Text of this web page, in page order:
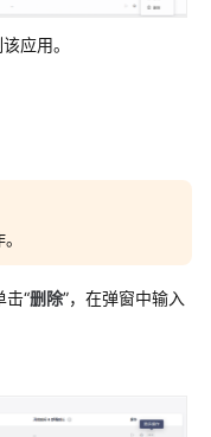
应用。
击“删除”，在弹窗中输入